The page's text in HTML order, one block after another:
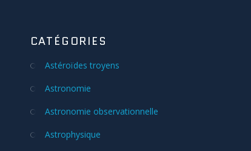
CATÉGORIES
Astéroïdes troyens
Astronomie
Astronomie observationnelle
Astrophysique